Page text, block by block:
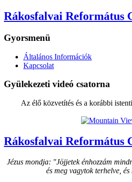
Rákosfalvai Református
Gyorsmenü
Általános Információk
Kapcsolat
Gyülekezeti videó csatorna
Az élő közvetítés és a korábbi
Rákosfalvai Református
Jézus mondja: "Jöjjetek énhozzám
és meg vagytok terhelve,